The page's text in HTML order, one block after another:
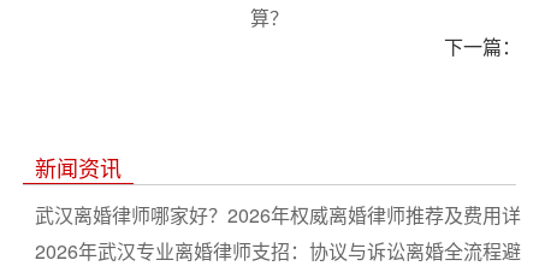
算？
下一篇：
新闻资讯
武汉离婚律师哪家好？2026年权威离婚律师推荐及费用详
解
2026年武汉专业离婚律师支招：协议与诉讼离婚全流程避